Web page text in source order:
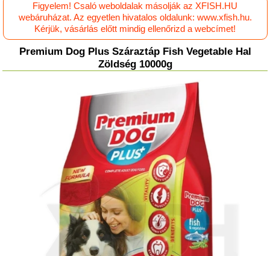
Figyelem! Csaló weboldalak másolják az XFISH.HU
webáruházat. Az egyetlen hivatalos oldalunk: www.xfish.hu.
Kérjük, vásárlás előtt mindig ellenőrizd a webcímet!
Premium Dog Plus Száraztáp Fish Vegetable Hal
Zöldség 10000g